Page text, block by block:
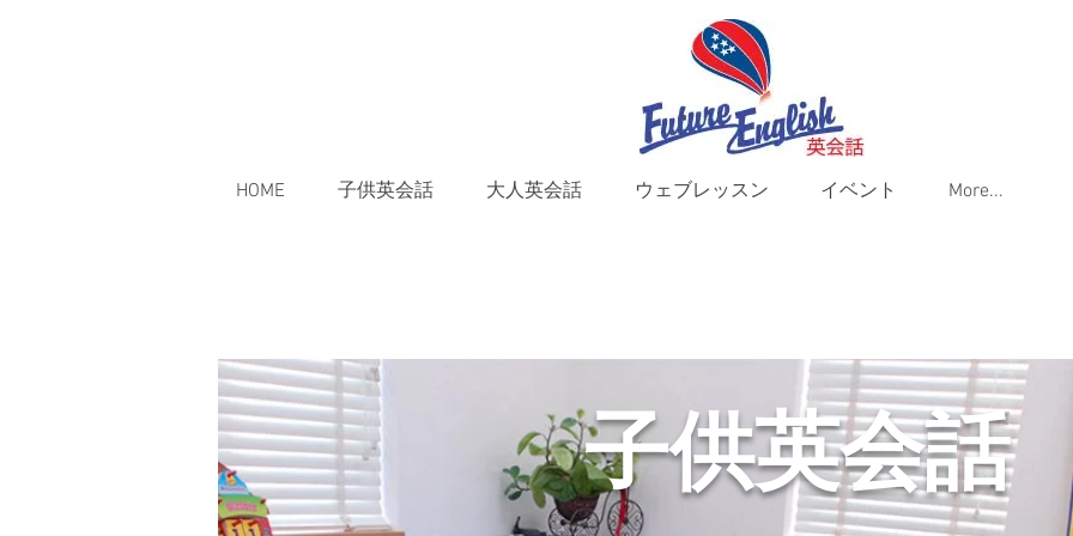
HOME 子供英会話 大人英会話 ウェブレッスン イベント More...
子供英会話